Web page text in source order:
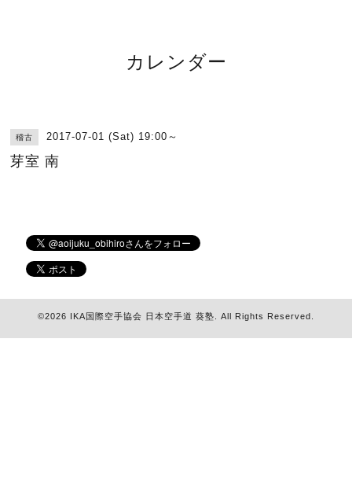
カレンダー
稽古 2017-07-01 (Sat) 19:00～
芽室 南
©2026 IKA国際空手協会 日本空手道 葵塾 . All Rights Reserved.